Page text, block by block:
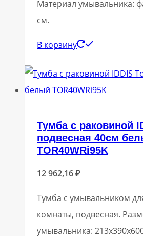
Материал умывальника:
см.
В корзину
Тумба с раковиной
подвесная 40см
TOR40WRi95K
12 962,16₽
Тумба с умывальником
комнаты, подвесная.
умывальника: